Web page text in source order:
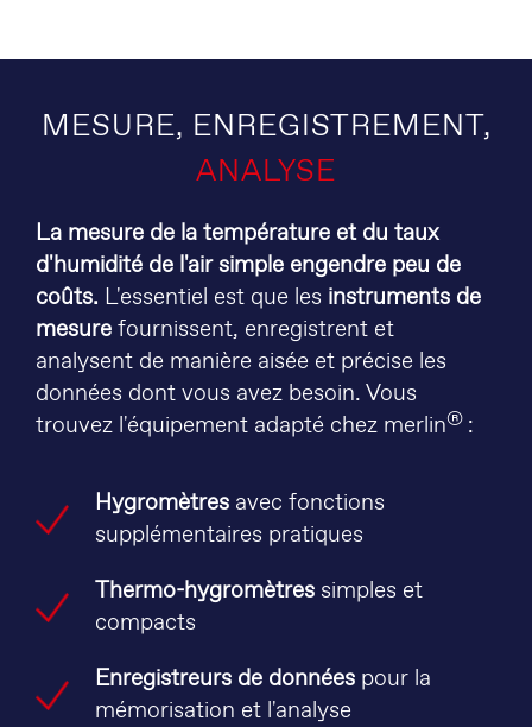
MESURE, ENREGISTREMENT,
ANALYSE
La mesure de la température et du taux
d'humidité de l'air simple engendre peu de
coûts. L'essentiel est que les instruments de
mesure fournissent, enregistrent et
analysent de manière aisée et précise les
données dont vous avez besoin. Vous
trouvez l'équipement adapté chez merlin® :
Hygromètres avec fonctions
supplémentaires pratiques
Thermo-hygromètres simples et
compacts
Enregistreurs de données pour la
mémorisation et l'analyse